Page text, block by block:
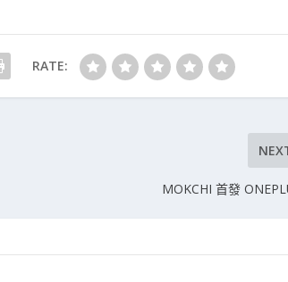
RATE:
MOKCHI 首發